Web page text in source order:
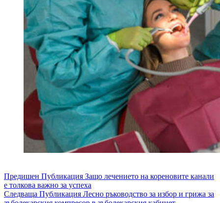
Предишен Публикация Защо лечението на кореновите канали
е толкова важно за успеха
Следваща Публикация Лесно ръководство за избор и грижа за